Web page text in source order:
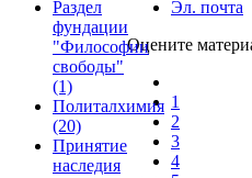
Эл. почта
Оцените
1
2
3
4
Раздел
фундации
"Философии
свободы"
(1)
Политалхимия
(20)
Принятие
наследия